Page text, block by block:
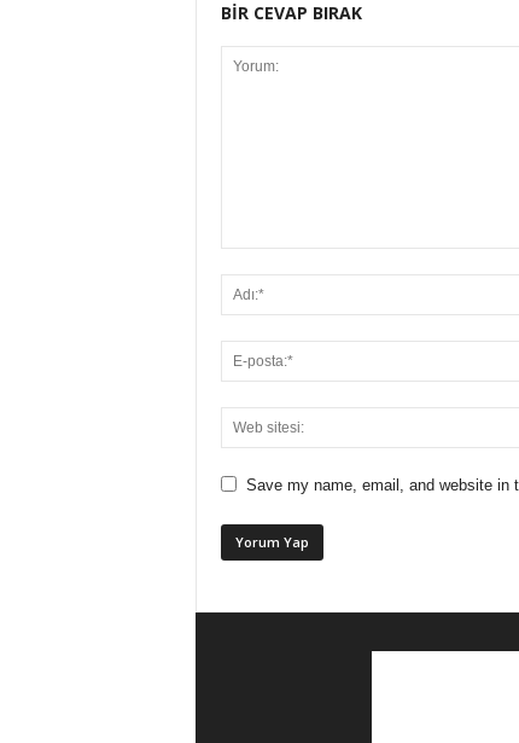
BİR CEVAP BIRAK
Save my name, email, and website in